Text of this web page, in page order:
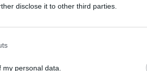
disclose it to other third parties.
personal data.
un calendario mundial